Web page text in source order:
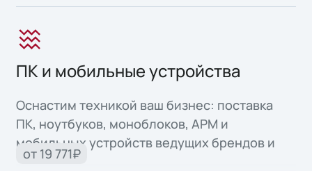
важных задач.
ПК и мобильные устройства
Оснастим техникой ваш бизнес: поставка
ПК, ноутбуков, моноблоков, АРМ и
мобильных устройств ведущих брендов и
собственного производства.
от 19 771₽